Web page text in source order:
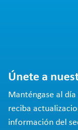
Únete a
Manténgase al
reciba
información del